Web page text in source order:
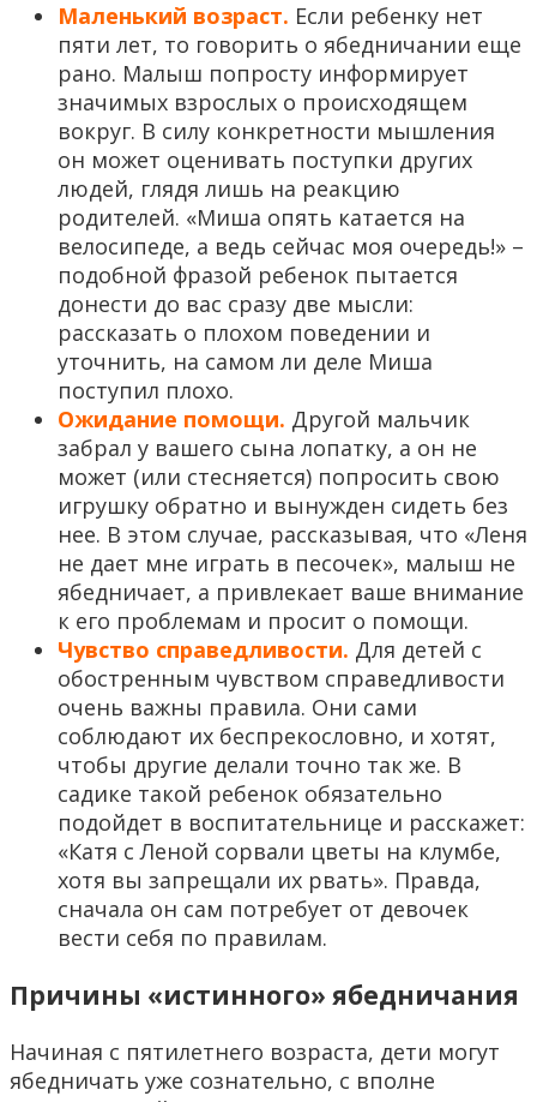
Маленький возраст. Если ребенку нет
пяти лет, то говорить о ябедничании еще
рано. Малыш попросту информирует
значимых взрослых о происходящем
вокруг. В силу конкретности мышления
он может оценивать поступки других
людей, глядя лишь на реакцию
родителей. «Миша опять катается на
велосипеде, а ведь сейчас моя очередь!» –
подобной фразой ребенок пытается
донести до вас сразу две мысли:
рассказать о плохом поведении и
уточнить, на самом ли деле Миша
поступил плохо.
Ожидание помощи. Другой мальчик
забрал у вашего сына лопатку, а он не
может (или стесняется) попросить свою
игрушку обратно и вынужден сидеть без
нее. В этом случае, рассказывая, что «Леня
не дает мне играть в песочек», малыш не
ябедничает, а привлекает ваше внимание
к его проблемам и просит о помощи.
Чувство справедливости. Для детей с
обостренным чувством справедливости
очень важны правила. Они сами
соблюдают их беспрекословно, и хотят,
чтобы другие делали точно так же. В
садике такой ребенок обязательно
подойдет в воспитательнице и расскажет:
«Катя с Леной сорвали цветы на клумбе,
хотя вы запрещали их рвать». Правда,
сначала он сам потребует от девочек
вести себя по правилам.
Причины «истинного» ябедничания
Начиная с пятилетнего возраста, дети могут
ябедничать уже сознательно, с вполне